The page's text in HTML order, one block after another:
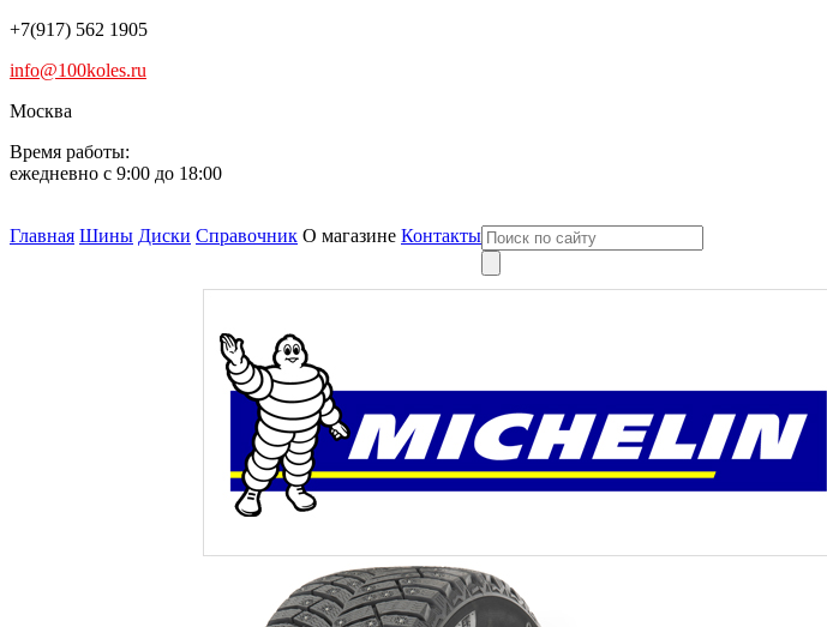
+7(917) 562 1905
info@100koles.ru
Москва
Время работы:
ежедневно с 9:00 до 18:00
Главная Шины Диски Справочник О магазине Контакты